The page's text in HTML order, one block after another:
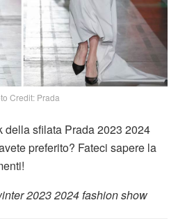
Credit: Prada
della sfilata Prada 2023 2024
preferito? Fateci sapere la
2023 2024 fashion show